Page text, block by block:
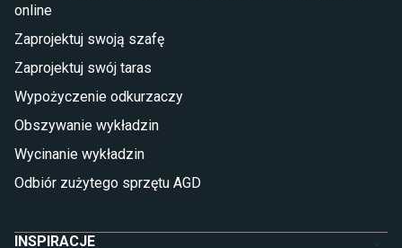
Płytki
Płytki Cersanit
Płytki wielkoformatowe
Glazura
Płytki marmurowe
online
Zaprojektuj swoją szafę
Zaprojektuj swój taras
Wypożyczenie odkurzaczy
Obszywanie wykładzin
Wycinanie wykładzin
Odbiór zużytego sprzętu AGD
INSPIRACJE